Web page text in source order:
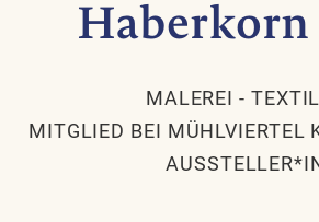
Haberkorn
MALEREI -
MITGLIED BEI MÜHLVIERTEL